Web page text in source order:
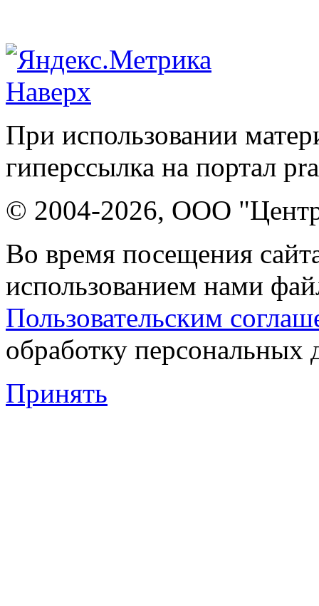
Наверх
При использовании
гиперссылка на портал
© 2004-2026, ООО "Центр
Во время посещения
использованием нами
Пользовательским
обработку персональных
Принять